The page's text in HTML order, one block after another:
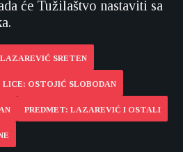
će Tužilaštvo nastaviti sa
SRETEN
LICE: OSTOJIĆ SLOBODAN
PREDMET: LAZAREVIĆ I OSTALI